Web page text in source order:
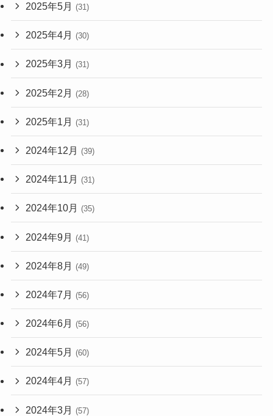
2025年5月 (31)
2025年4月 (30)
2025年3月 (31)
2025年2月 (28)
2025年1月 (31)
2024年12月 (39)
2024年11月 (31)
2024年10月 (35)
2024年9月 (41)
2024年8月 (49)
2024年7月 (56)
2024年6月 (56)
2024年5月 (60)
2024年4月 (57)
2024年3月 (57)